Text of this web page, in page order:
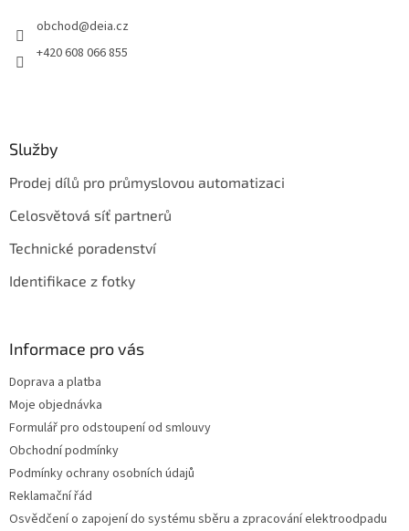
obchod@deia.cz
+420 608 066 855
Služby
Prodej dílů pro průmyslovou automatizaci
Celosvětová síť partnerů
Technické poradenství
Identifikace z fotky
Informace pro vás
Doprava a platba
Moje objednávka
Formulář pro odstoupení od smlouvy
Obchodní podmínky
Podmínky ochrany osobních údajů
Reklamační řád
Osvědčení o zapojení do systému sběru a zpracování elektroodpadu